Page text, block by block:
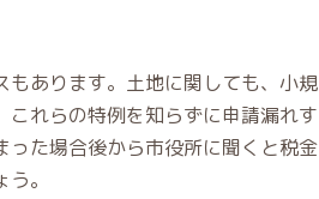
あります。土地に関しても、小規
れらの特例を知らずに申請漏れす
た場合後から市役所に聞くと税金
。